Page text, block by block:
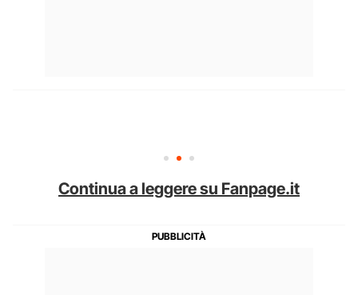
Continua a leggere su Fanpage.it